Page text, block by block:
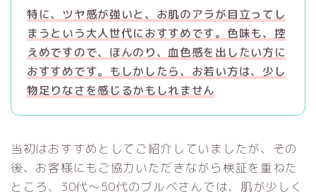
特に、ツヤ感が強いと、お肌のアラが目立ってし
まうという大人世代におすすめです。色味も、控
えめですので、ほんのり、血色感を出したい方に
おすすめです。もしかしたら、お若い方は、少し
物足りなさを感じるかもしれません
当初はおすすめとしてご紹介していましたが、その
後、お客様にもご協力いただきながら検証を重ねた
ところ、30代〜50代のブルベさんでは、肌が少しく